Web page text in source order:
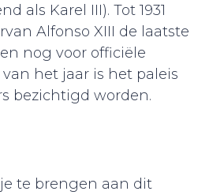
als Karel III). Tot 1931
Alfonso XIII de laatste
nog voor officiële
het jaar is het paleis
bezichtigd worden.
te brengen aan dit